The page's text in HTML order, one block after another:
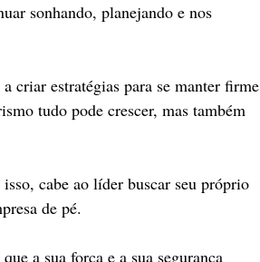
sonhando, planejando e nos
criar estratégias para se manter firme
tudo pode crescer, mas também
cabe ao líder buscar seu próprio
de pé.
a sua força e a sua segurança